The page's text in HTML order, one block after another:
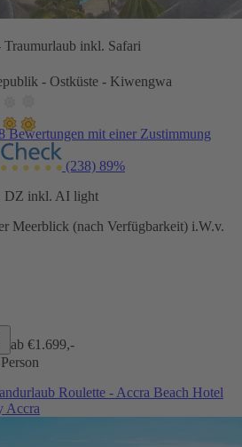
inkl. Safari
- Ostküste - Kiwengwa
Bewertungen mit einer Zustimmung
(238) 89%
DZ inkl. AI light
Meerblick (nach Verfügbarkeit) i.W.v.
ab €1.699,-
Roulette - Accra Beach Hotel
Accra